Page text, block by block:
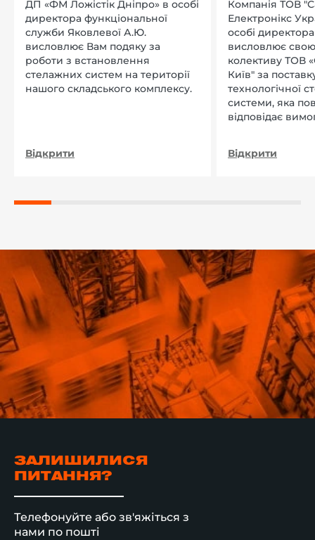
ДП «ФМ Ложістік Дніпро» в особі
директора функціональної
служби Яковлевої А.Ю.
висловлює Вам подяку за
роботи з встановлення
стелажних систем на території
нашого складського комплексу.
Відкрити
Компанія ТОВ
Електронікс
особі
висловлює
колективу ТОВ
Київ" за
технологічної
системи, яка
відповідає
Відкрити
ЗАЛИШИЛИСЯ
ПИТАННЯ?
Телефонуйте або зв'яжіться з
нами по пошті